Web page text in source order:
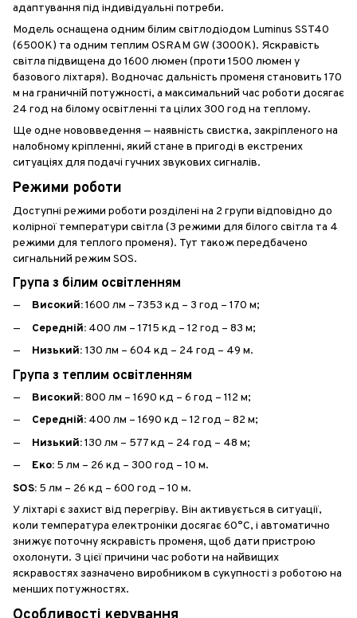
адаптування під індивідуальні потреби.
Модель оснащена одним білим світлодіодом Luminus SST40
(6500К) та одним теплим OSRAM GW (3000К). Яскравість
світла підвищена до 1600 люмен (проти 1500 люмен у
базового ліхтаря). Водночас дальність променя становить 170
м на граничній потужності, а максимальний час роботи досягає
24 год на білому освітленні та цілих 300 год на теплому.
Ще одне нововведення — наявність свистка, закріпленого на
налобному кріпленні, який стане в пригоді в екстрених
ситуаціях для подачі гучних звукових сигналів.
Режими роботи
Доступні режими роботи розділені на 2 групи відповідно до
колірної температури світла (3 режими для білого світла та 4
режими для теплого променя). Тут також передбачено
сигнальний режим SOS.
Група з білим освітленням
Високий:1600 лм – 7353 кд – 3 год – 170 м;
Середній: 400 лм – 1715 кд – 12 год – 83 м;
Низький: 130 лм – 604 кд – 24 год – 49 м.
Група з теплим освітленням
Високий:800 лм – 1690 кд – 6 год – 112 м;
Середній: 400 лм – 1690 кд – 12 год – 82 м;
Низький:130 лм – 577 кд – 24 год – 48 м;
Еко: 5 лм – 26 кд – 300 год – 10 м.
SOS: 5 лм – 26 кд – 600 год – 10 м.
У ліхтарі є захист від перегріву. Він активується в ситуації,
коли температура електроніки досягає 60°C, і автоматично
знижує поточну яскравість променя, щоб дати пристрою
охолонути. З цієї причини час роботи на найвищих
яскравостях зазначено виробником в сукупності з роботою на
менших потужностях.